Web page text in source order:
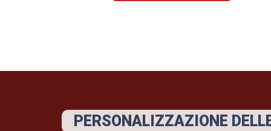
PERSONALIZZAZIONE